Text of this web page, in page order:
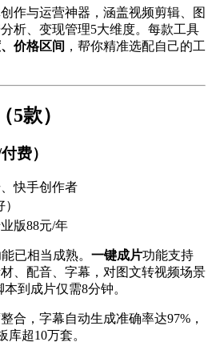
作与运营神器，涵盖视频剪辑、图
析、变现管理5大维度。每款工具
价格区间 ，帮你精准选配自己的工
5款）
费）
快手创作者
版88元/年
已相当成熟。 一键成片功能支持
、配音、字幕，对图文转视频场景
到成片仅需8分钟。
合，字幕自动生成准确率达97%，
超10万套。